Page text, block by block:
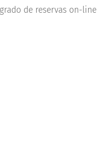
de reservas on-line